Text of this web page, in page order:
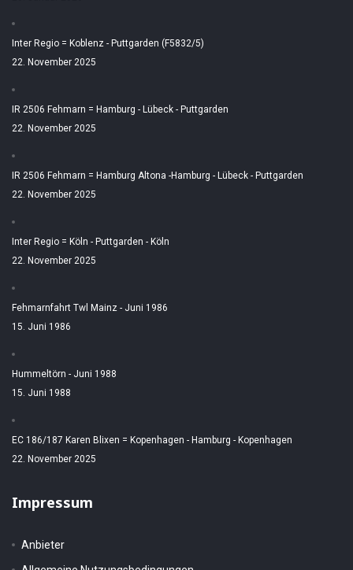
Inter Regio = Koblenz - Puttgarden (F5832/5)
22. November 2025
IR 2506 Fehmarn = Hamburg - Lübeck - Puttgarden
22. November 2025
IR 2506 Fehmarn = Hamburg Altona -Hamburg - Lübeck - Puttgarden
22. November 2025
Inter Regio = Köln - Puttgarden - Köln
22. November 2025
Fehmarnfahrt Twl Mainz - Juni 1986
15. Juni 1986
Hummeltörn - Juni 1988
15. Juni 1988
EC 186/187 Karen Blixen = Kopenhagen - Hamburg - Kopenhagen
22. November 2025
Impressum
Anbieter